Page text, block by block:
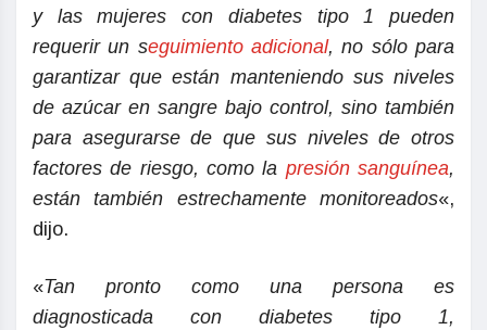
y las mujeres con diabetes tipo 1 pueden
requerir un seguimiento adicional, no sólo para
garantizar que están manteniendo sus niveles
de azúcar en sangre bajo control, sino también
para asegurarse de que sus niveles de otros
factores de riesgo, como la presión sanguínea,
están también estrechamente monitoreados«,
dijo.
«Tan pronto como una persona es
diagnosticada con diabetes tipo 1,